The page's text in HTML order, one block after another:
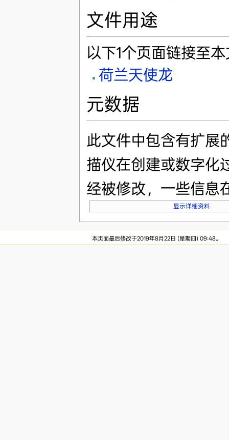
文件用途
以下1个页面链接至
荷兰天使龙
元数据
此文件中包含有扩展
描仪在创建或数字化
经被修改，一些信息
显示详细资料
本页面最后修改于2019年8月22日 (星期四) 09:48。